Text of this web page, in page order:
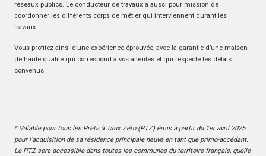
réseaux publics. Le conducteur de travaux a aussi pour mission de
coordonner les différents corps de métier qui interviennent durant les
travaux.
Vous profitez ainsi d’une expérience éprouvée, avec la garantie d’une maison
de haute qualité qui correspond à vos attentes et qui respecte les délais
convenus.
* Valable pour tous les Prêts à Taux Zéro (PTZ) émis à partir du 1er avril 2025
pour l’acquisition de sa résidence principale neuve en tant que primo-accédant.
Le PTZ sera accessible dans toutes les communes du territoire français, quelle